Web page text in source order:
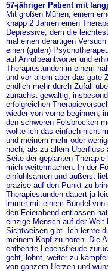
57-jähriger Patient mit
Mit großen Mühen, einem
knapp 2 Jahren einen
Depressive, dem die
mal einen derartigen
einen (guten)
auf Anrufbeantworter und
Therapiestunden in einem
und vor allem aber das gute
endlich mehr durch Zufall
zunächst gewaltig,
erfolgreichen
wieder von vorne beginnen,
den schweren Felsbrocken
wollte ich das einfach nicht
und meinem mehr oder
noch, als zu allem Überfluss
Seite der geplanten
mich weitermachen. In der
einfühlsamen und äußerst
präzise auf den Punkt zu
Therapiestunden dauert ja
immer mit einem Bündel von
den Feierabend entlassen
einzige Mensch auf der Welt
Sichtweisen gibt. Ich lernte
meinem Kopf zu hören. Die
entbehrte Lebensfreude
geht, lohnt, weiter zu
von ganzem Herzen und